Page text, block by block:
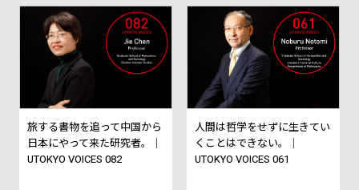
旅する書物を追って中国から
日本にやって来た研究者。｜
UTOKYO VOICES 082
人間は哲学をせずに生きてい
くことはできない。｜
UTOKYO VOICES 061